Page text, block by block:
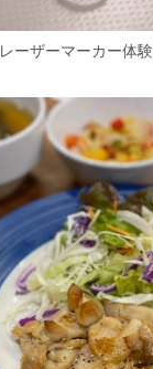
レーザーマーカー体験